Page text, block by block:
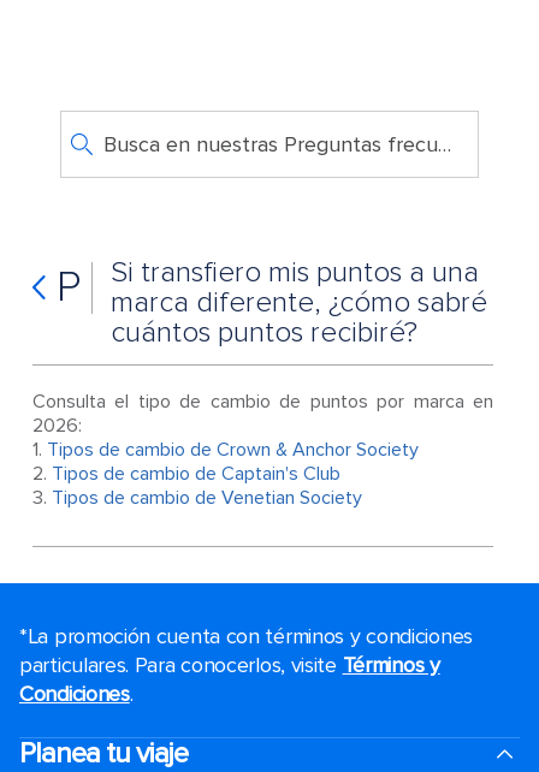
Busca en nuestras Preguntas frecuentes
P
Si transfiero mis puntos a una
marca diferente, ¿cómo sabré
cuántos puntos recibiré?
Consulta el tipo de cambio de puntos por marca en
2026:
1. Tipos de cambio de Crown & Anchor Society
2. Tipos de cambio de Captain's Club
3. Tipos de cambio de Venetian Society
*La promoción cuenta con términos y condiciones
particulares. Para conocerlos, visite Términos y
Condiciones.
Planea tu viaje